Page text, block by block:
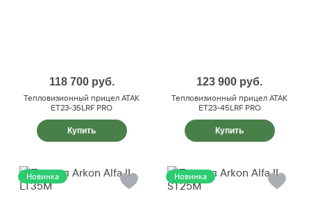
118 700 руб.
Тепловизионный прицел ATAK
ET23-35LRF PRO
Купить
123 900 руб.
Тепловизионный прицел ATAK
ET23-45LRF PRO
Купить
Новинка Новинка